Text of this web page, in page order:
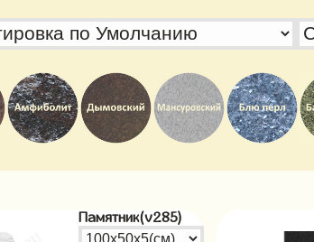
Памятник(v285)